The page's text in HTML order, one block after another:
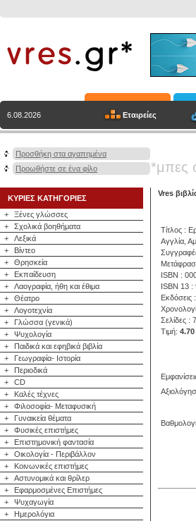
6.08.2026 Εταιρείες
Προσθήκη στα αγαπημένα
Προωθήστε σε ένα φίλο
*μπες
ΚΥΡΙΕΣ ΚΑΤΗΓΟΡΙΕΣ
+
Ξένες γλώσσες
+
Σχολικά βοηθήματα
+
Λεξικά
+
Βίντεο
+
Θρησκεία
+
Εκπαίδευση
+
Λαογραφία, ήθη και έθιμα
+
Θέατρο
+
Λογοτεχνία
+
Γλώσσα (γενικά)
+
Ψυχολογία
+
Παιδικά και εφηβικά βιβλία
+
Γεωγραφία- Ιστορία
+
Περιοδικά
+
CD
+
Καλές τέχνες
+
Φιλοσοφία- Μεταφυσική
+
Γυναικεία θέματα
+
Φυσικές επιστήμες
+
Επιστημονική φαντασία
+
Οικολογία - Περιβάλλον
+
Κοινωνικές επιστήμες
+
Αστυνομικά και θρίλερ
+
Εφαρμοσμένες Επιστήμες
+
Ψυχαγωγία
+
Ημερολόγια
Vres
Τίτλος :
Αγγλία,
ISBN :
ISBN 13 :
Εκδόσεις :
Σελίδες :
Τιμή: